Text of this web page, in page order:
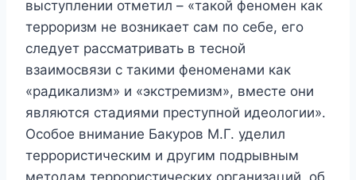
выступлении отметил – «такой феномен как
терроризм не возникает сам по себе, его
следует рассматривать в тесной
взаимосвязи с такими феноменами как
«радикализм» и «экстремизм», вместе они
являются стадиями преступной идеологии».
Особое внимание Бакуров М.Г. уделил
террористическим и другим подрывным